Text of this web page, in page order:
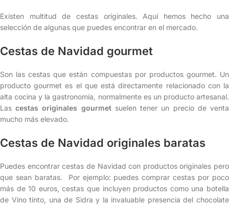
Existen multitud de cestas originales. Aquí hemos hecho una
selección de algunas que puedes encontrar en el mercado.
Cestas de Navidad gourmet
Son las cestas que están compuestas por productos gourmet. Un
producto gourmet es el que está directamente relacionado con la
alta cocina y la gastronomía, normalmente es un producto artesanal.
Lascestas originales gourmetsuelen tener un precio de venta
mucho más elevado.
Cestas de Navidad originales baratas
Puedes encontrar cestas de Navidad con productos originales pero
que sean baratas. Por ejemplo: puedes comprar cestas por poco
más de 10 euros, cestas que incluyen productos como una botella
de Vino tinto, una de Sidra y la invaluable presencia del chocolate